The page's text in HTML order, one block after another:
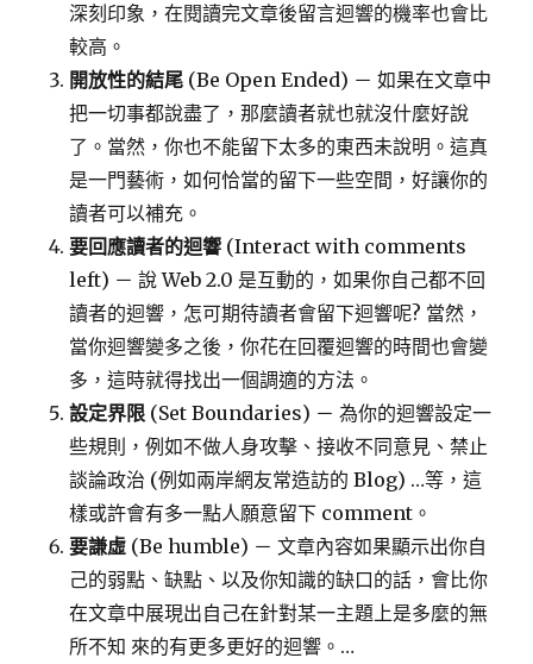
深刻印象，在閱讀完文章後留言迴響的機率也會比
較高。
開放性的結尾 (Be Open Ended) － 如果在文章中
把一切事都說盡了，那麼讀者就也就沒什麼好說
了。當然，你也不能留下太多的東西未說明。這真
是一門藝術，如何恰當的留下一些空間，好讓你的
讀者可以補充。
要回應讀者的迴響 (Interact with comments
left) － 說 Web 2.0 是互動的，如果你自己都不回
讀者的迴響，怎可期待讀者會留下迴響呢? 當然，
當你迴響變多之後，你花在回覆迴響的時間也會變
多，這時就得找出一個調適的方法。
設定界限 (Set Boundaries) － 為你的迴響設定一
些規則，例如不做人身攻擊、接收不同意見、禁止
談論政治 (例如兩岸網友常造訪的 Blog) …等，這
樣或許會有多一點人願意留下 comment。
要謙虛 (Be humble) － 文章內容如果顯示出你自
己的弱點、缺點、以及你知識的缺口的話，會比你
在文章中展現出自己在針對某一主題上是多麼的無
所不知 來的有更多更好的迴響。…